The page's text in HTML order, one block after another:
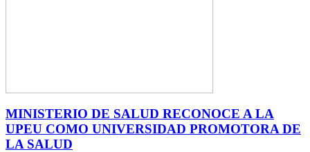
MINISTERIO DE SALUD RECONOCE A LA
UPEU COMO UNIVERSIDAD PROMOTORA DE
LA SALUD